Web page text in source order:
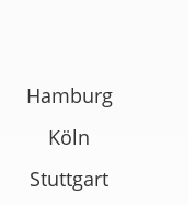
Hamburg
Köln
Stuttgart